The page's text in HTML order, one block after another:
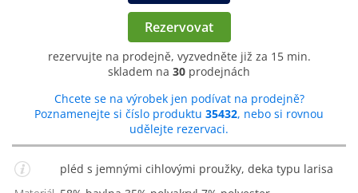
Rezervovat
rezervujte na prodejně, vyzvedněte již za 15 min.
skladem na 30 prodejnách
Chcete se na výrobek jen podívat na prodejně?
Poznamenejte si číslo produktu 35432, nebo si rovnou
udělejte rezervaci.
pléd s jemnými cihlovými proužky, deka typu larisa